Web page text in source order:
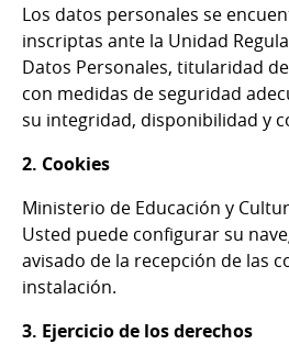
Los datos personales se
inscriptas ante la Unidad
Datos Personales, titularidad de
con medidas de seguridad
su integridad, disponibilidad y
2. Cookies
Ministerio de Educación y
Usted puede configurar su
avisado de la recepción de las
instalación.
3. Ejercicio de los derechos